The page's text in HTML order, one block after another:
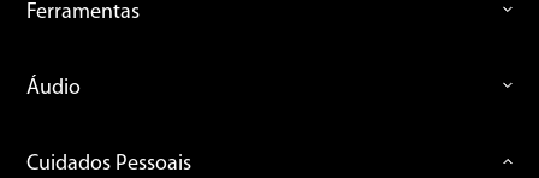
Ferramentas
Áudio
Cuidados Pessoais